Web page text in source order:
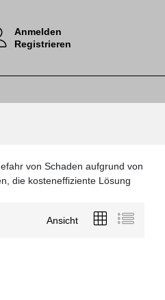
Anmelden
Registrieren
von Schaden aufgrund von
die kosteneffiziente Lösung
Ansicht